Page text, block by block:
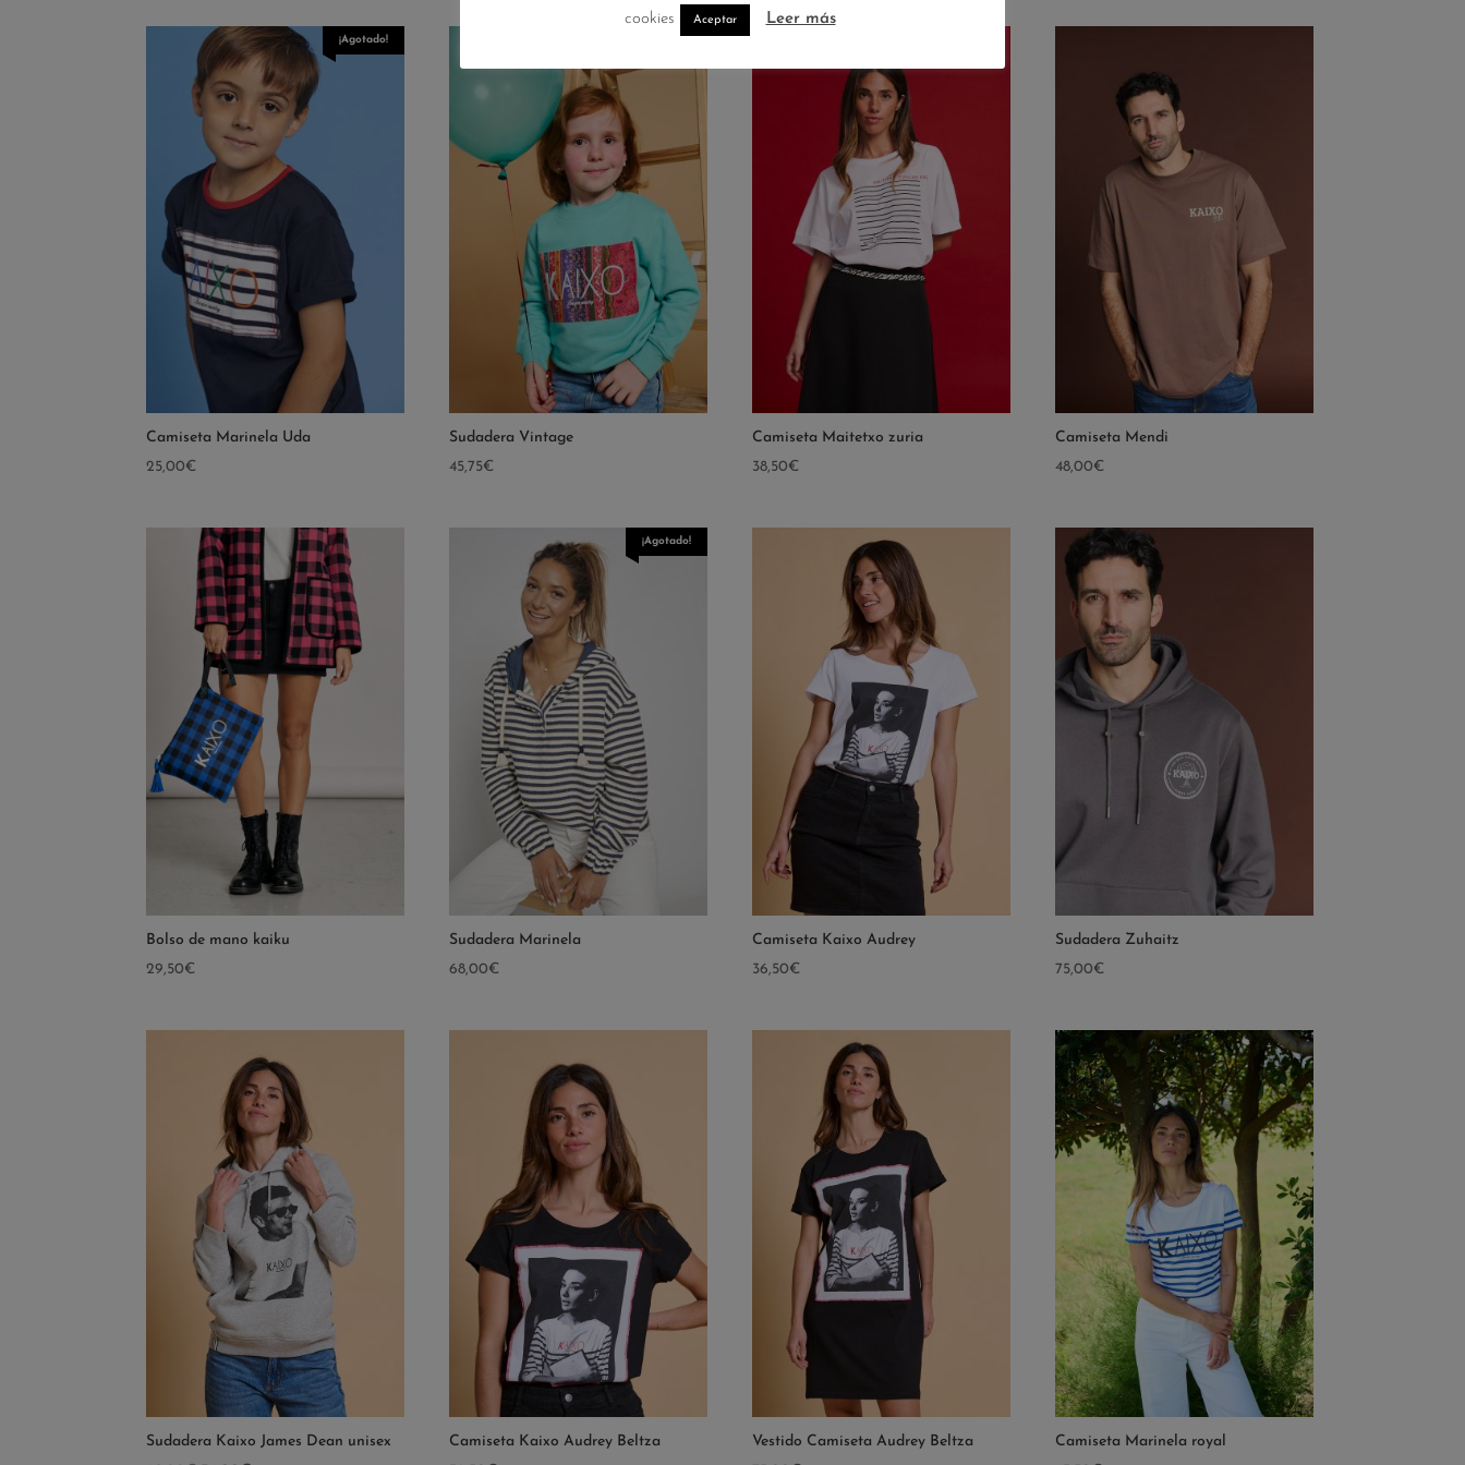
¡Agotado!
Camiseta Marinela Uda
25,00€
Sudadera Vintage
45,75€
Camiseta Maitetxo zuria
38,50€
Camiseta Mendi
48,00€
Bolso de mano kaiku
29,50€
¡Agotado!
Sudadera Marinela
68,00€
Camiseta Kaixo Audrey
36,50€
Sudadera Zuhaitz
75,00€
Sudadera Kaixo James Dean unisex
Camiseta Kaixo Audrey Beltza
Vestido Camiseta Audrey Beltza
Camiseta Marinela royal
cookies
Aceptar Leer más